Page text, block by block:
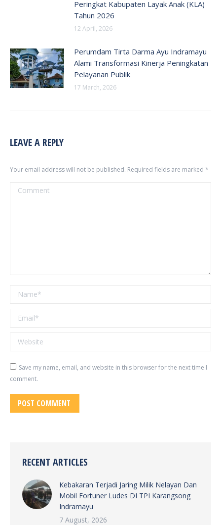
Peringkat Kabupaten Layak Anak (KLA)
Tahun 2026
12 April, 2026
Perumdam Tirta Darma Ayu Indramayu
Alami Transformasi Kinerja Peningkatan
Pelayanan Publik
17 March, 2026
LEAVE A REPLY
Your email address will not be published. Required fields are marked *
Comment
Name *
Email *
Website
Save my name, email, and website in this browser for the next time I
comment.
POST COMMENT
RECENT ARTICLES
Kebakaran Terjadi Jaring Milik Nelayan Dan
Mobil Fortuner Ludes DI TPI Karangsong
Indramayu
7 August, 2026